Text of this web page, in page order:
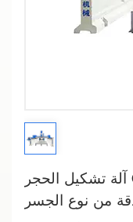
آلة تشكيل الحجر CNC ذات العارضة المزدوجة
من نوع الجسر